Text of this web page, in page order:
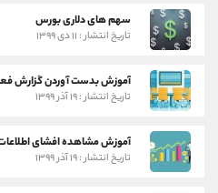
سهم های دلاری بورس
تاریخ انتشار : ۱۱ دی ۱۳۹۹
آموزش بدست آوردن گزارش
تاریخ انتشار : ۱۹ آذر ۱۳۹۹
آموزش مشاهده افشای
تاریخ انتشار : ۱۹ آذر ۱۳۹۹